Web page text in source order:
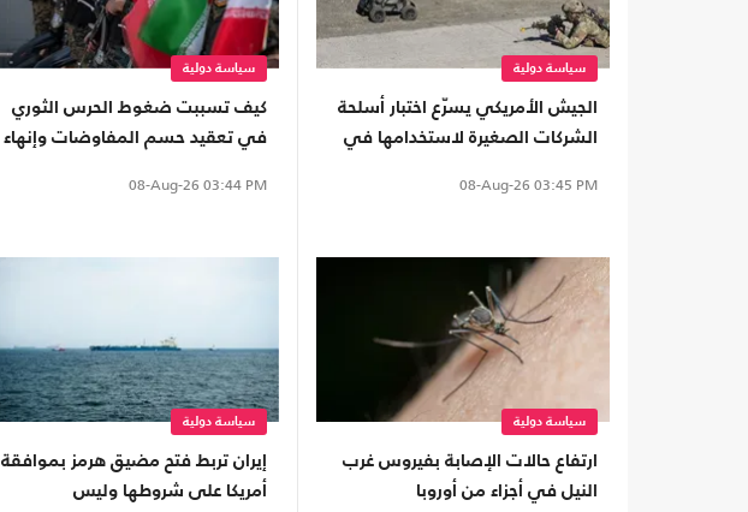
سياسة دولية
الجيش الأمريكي يسرّع اختبار أسلحة
الشركات الصغيرة لاستخدامها في
08-Aug-26 03:45 PM
سياسة دولية
كيف تسببت ضغوط الحرس الثوري
في تعقيد حسم المفاوضات وإنهاء
08-Aug-26 03:44 PM
سياسة دولية
ارتفاع حالات الإصابة بفيروس غرب
النيل في أجزاء من أوروبا
سياسة دولية
إيران تربط فتح مضيق هرمز بموافقة
أمريكا على شروطها وليس